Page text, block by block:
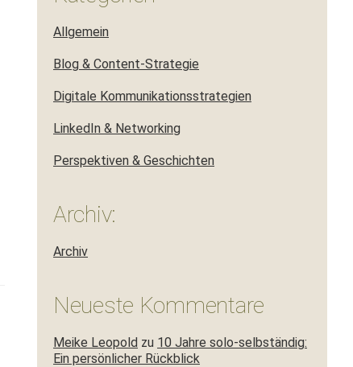
Allgemein
Blog & Content-Strategie
Digitale Kommunikationsstrategien
LinkedIn & Networking
Perspektiven & Geschichten
Archiv:
Archiv
Neueste Kommentare
Meike Leopold zu 10 Jahre solo-selbständig:
Ein persönlicher Rückblick